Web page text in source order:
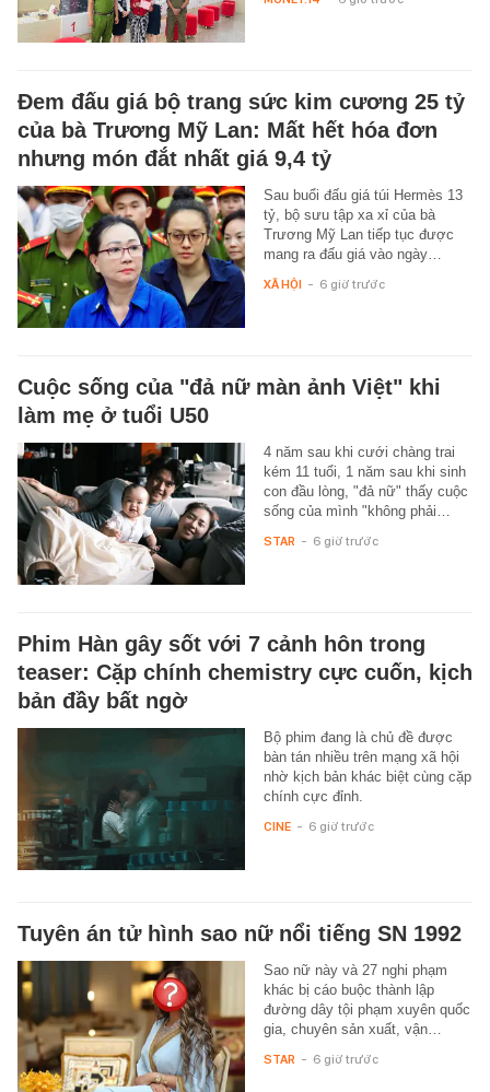
Đem đấu giá bộ trang sức kim cương 25 tỷ
của bà Trương Mỹ Lan: Mất hết hóa đơn
nhưng món đắt nhất giá 9,4 tỷ
Sau buổi đấu giá túi Hermès 13
tỷ, bộ sưu tập xa xỉ của bà
Trương Mỹ Lan tiếp tục được
mang ra đấu giá vào ngày…
XÃ HỘI - 6 giờ trước
Cuộc sống của "đả nữ màn ảnh Việt" khi
làm mẹ ở tuổi U50
4 năm sau khi cưới chàng trai
kém 11 tuổi, 1 năm sau khi sinh
con đầu lòng, "đả nữ" thấy cuộc
sống của mình "không phải…
STAR - 6 giờ trước
Phim Hàn gây sốt với 7 cảnh hôn trong
teaser: Cặp chính chemistry cực cuốn, kịch
bản đầy bất ngờ
Bộ phim đang là chủ đề được
bàn tán nhiều trên mạng xã hội
nhờ kịch bản khác biệt cùng cặp
chính cực đỉnh.
CINE - 6 giờ trước
Tuyên án tử hình sao nữ nổi tiếng SN 1992
Sao nữ này và 27 nghi phạm
khác bị cáo buộc thành lập
đường dây tội phạm xuyên quốc
gia, chuyên sản xuất, vận…
STAR - 6 giờ trước